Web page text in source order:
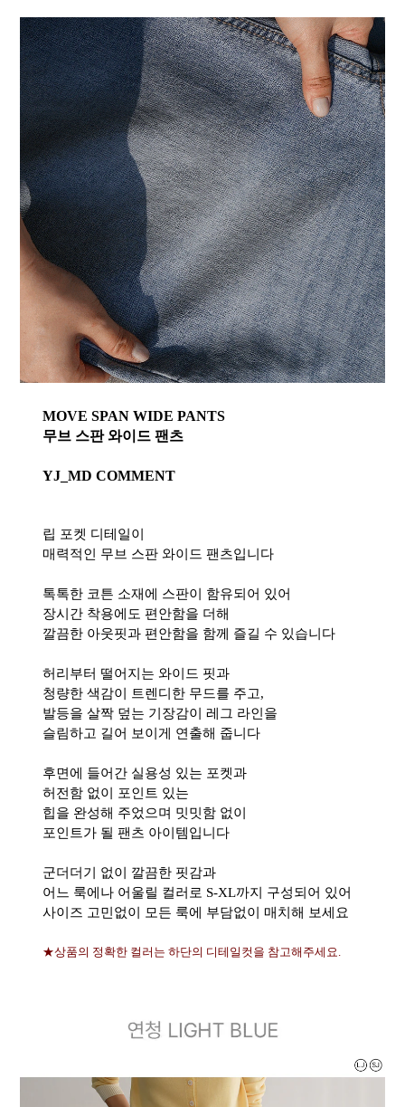
MOVE SPAN WIDE PANTS
무브 스판 와이드 팬츠
YJ_MD COMMENT
립 포켓 디테일이
매력적인 무브 스판 와이드 팬츠입니다
톡톡한 코튼 소재에 스판이 함유되어 있어
장시간 착용에도 편안함을 더해
깔끔한 아웃핏과 편안함을 함께 즐길 수 있습니다
허리부터 떨어지는 와이드 핏과
청량한 색감이 트렌디한 무드를 주고,
발등을 살짝 덮는 기장감이 레그 라인을
슬림하고 길어 보이게 연출해 줍니다
후면에 들어간 실용성 있는 포켓과
허전함 없이 포인트 있는
힙을 완성해 주었으며 밋밋함 없이
포인트가 될 팬츠 아이템입니다
군더더기 없이 깔끔한 핏감과
어느 룩에나 어울릴 컬러로 S-XL까지 구성되어 있어
사이즈 고민없이 모든 룩에 부담없이 매치해 보세요
★상품의 정확한 컬러는 하단의 디테일컷을 참고해주세요.